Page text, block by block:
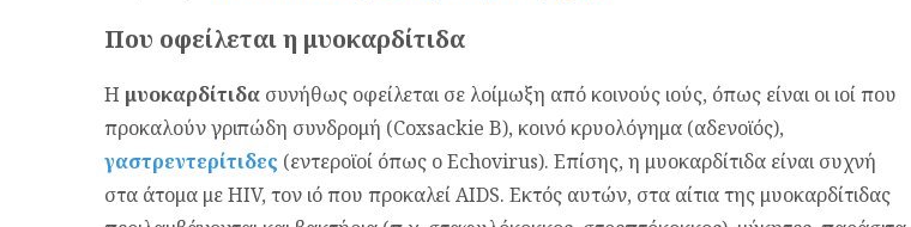
Που οφείλεται η μυοκαρδίτιδα
Η μυοκαρδίτιδα συνήθως οφείλεται σε λοίμωξη από κοινούς ιούς, όπως είναι οι ιοί που
προκαλούν γριπώδη συνδρομή (Coxsackie Β), κοινό κρυολόγημα (αδενοϊός),
γαστρεντερίτιδες (εντεροϊοί όπως ο Echovirus). Επίσης, η μυοκαρδίτιδα είναι συχνή
στα άτομα με HIV, τον ιό που προκαλεί AIDS. Εκτός αυτών, στα αίτια της μυοκαρδίτιδας